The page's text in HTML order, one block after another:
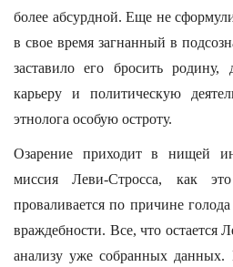
более абсурдной. Еще не
в свое время загнанный в
заставило его бросить родину,
карьеру и политическую
этнолога особую остроту.
Озарение приходит в нищей
миссия Леви-Стросса, как
проваливается по причине
враждебности. Все, что остается
анализу уже собранных данных.